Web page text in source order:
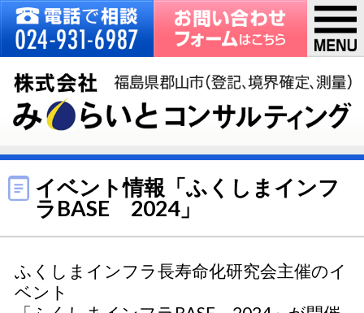
イベント情報「ふくしまインフ
ラBASE 2024」
ふくしまインフラ長寿命化研究会主催のイ
ベント